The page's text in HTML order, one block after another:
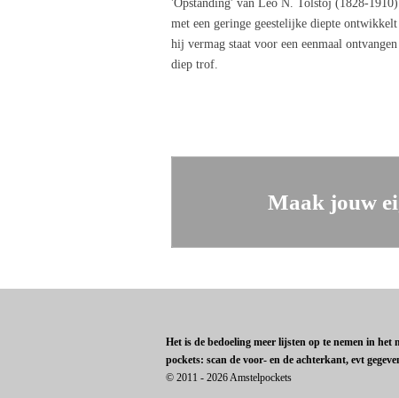
'Opstanding' van Leo N. Tolstoj (1828-
met een geringe geestelijke diepte
hij vermag staat voor een eenmaal
diep trof.
Maak jouw
Het is de bedoeling meer lijsten op te nemen in het
pockets: scan de voor- en de achterkant, evt
© 2011 - 2026 Amstelpockets